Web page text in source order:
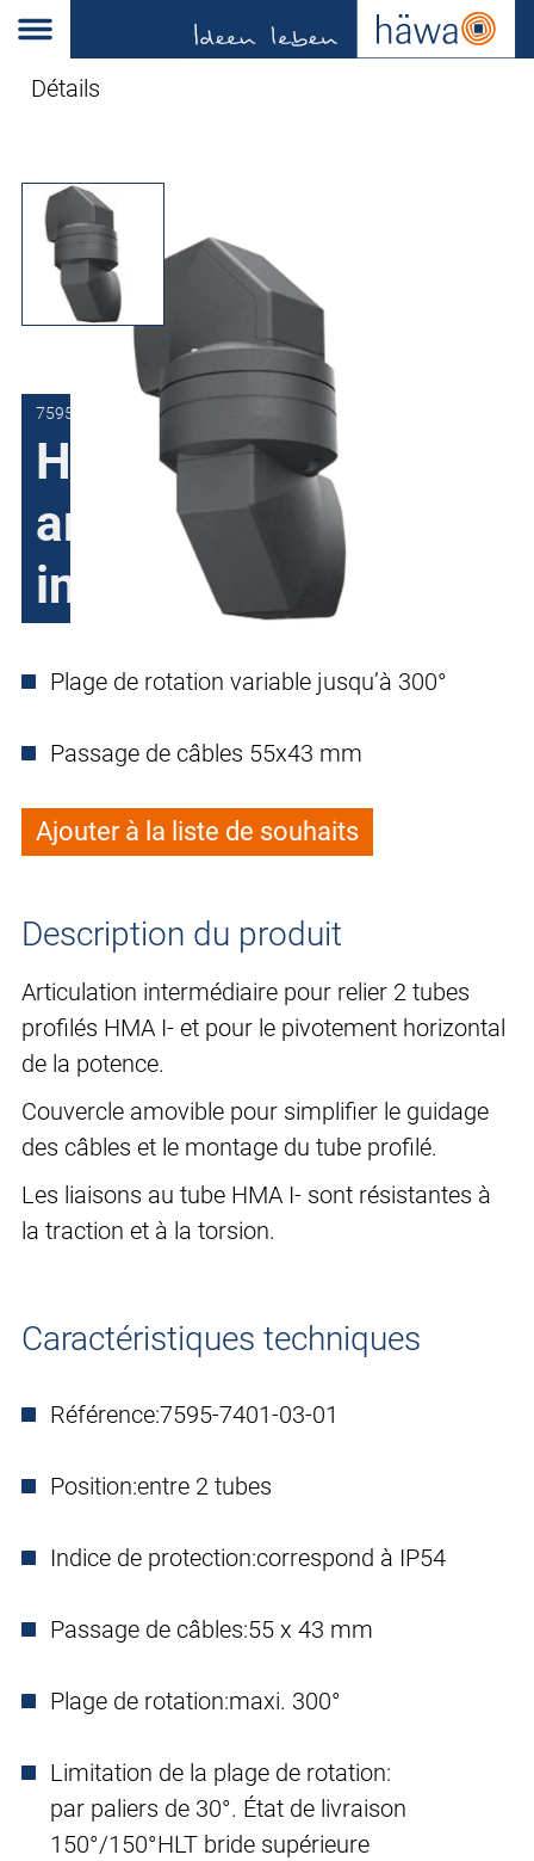
Détails
7595-7401-03-01
HMA I-080
articulation
intermédiaire
Plage de rotation variable jusqu’à 300°
Passage de câbles 55x43 mm
Ajouter à la liste de souhaits
Description du produit
Articulation intermédiaire pour relier 2 tubes
profilés HMA I- et pour le pivotement horizontal
de la potence.
Couvercle amovible pour simplifier le guidage
des câbles et le montage du tube profilé.
Les liaisons au tube HMA I- sont résistantes à
la traction et à la torsion.
Caractéristiques techniques
Référence:7595-7401-03-01
Position:entre 2 tubes
Indice de protection:correspond à IP54
Passage de câbles:55 x 43 mm
Plage de rotation:maxi. 300°
Limitation de la plage de rotation:
par paliers de 30°. État de livraison
150°/150°HLT bride supérieure